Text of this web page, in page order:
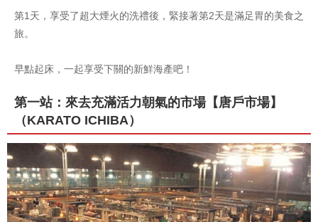
第1天，享受了超大煙火的洗禮後，緊接著第2天是滿足胃的美食之
旅。
早點起床，一起享受下關的新鮮海產吧！
第一站：來去充滿活力朝氣的市場【唐戶市場】
（KARATO ICHIBA）